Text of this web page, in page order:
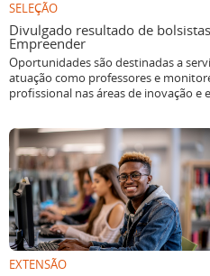
SELEÇÃO
Divulgado resultado de
Empreender
Oportunidades são destinadas a
atuação como professores e
profissional nas áreas de inovação e
EXTENSÃO